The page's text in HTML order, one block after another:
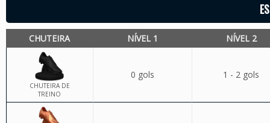
CHUTEIRA NÍVEL 1 NÍVEL 2
CHUTEIRA DE
TREINO
0 gols 1 - 2 gols